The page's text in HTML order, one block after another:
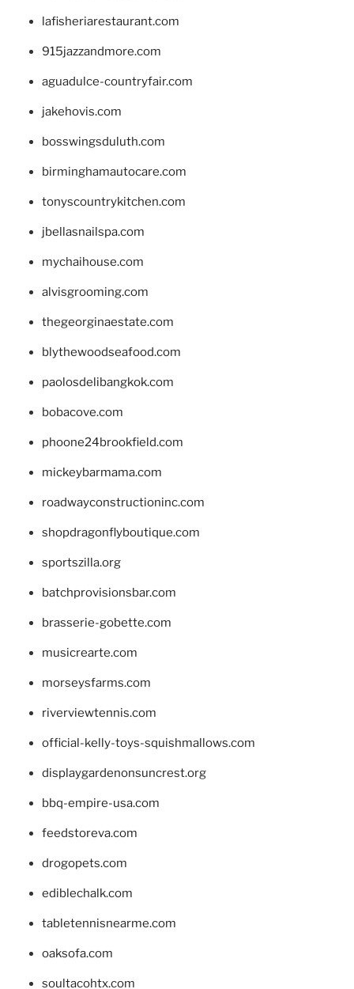
lafisheriarestaurant.com
915jazzandmore.com
aguadulce-countryfair.com
jakehovis.com
bosswingsduluth.com
birminghamautocare.com
tonyscountrykitchen.com
jbellasnailspa.com
mychaihouse.com
alvisgrooming.com
thegeorginaestate.com
blythewoodseafood.com
paolosdelibangkok.com
bobacove.com
phoone24brookfield.com
mickeybarmama.com
roadwayconstructioninc.com
shopdragonflyboutique.com
sportszilla.org
batchprovisionsbar.com
brasserie-gobette.com
musicrearte.com
morseysfarms.com
riverviewtennis.com
official-kelly-toys-squishmallows.com
displaygardenonsuncrest.org
bbq-empire-usa.com
feedstoreva.com
drogopets.com
ediblechalk.com
tabletennisnearme.com
oaksofa.com
soultacohtx.com